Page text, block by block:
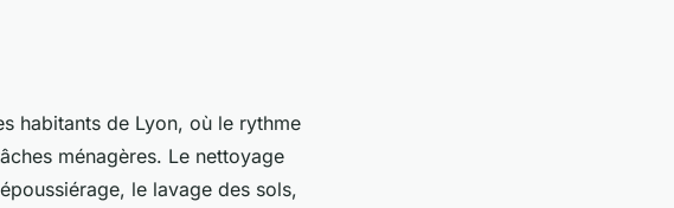
habitants de Lyon, où le rythme
ménagères. Le nettoyage
le lavage des sols,